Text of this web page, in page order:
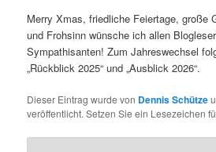
Merry Xmas, friedliche Feiertage, große
und Frohsinn wünsche ich allen
Sympathisanten! Zum Jahreswechsel
„Rückblick 2025“ und „Ausblick 2026“.
Dieser Eintrag wurde von Dennis Schütze
veröffentlicht. Setzen Sie ein Lesezeichen